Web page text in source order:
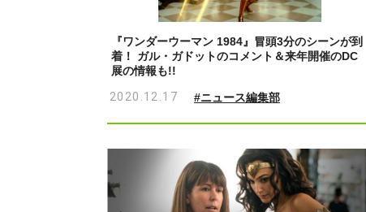
『ワンダーウーマン 1984』冒頭3分のシーンが到
着！ ガル・ガドットのコメント＆来年開催のDC
展の情報も!!
2020.12.17
#ニュース編集部